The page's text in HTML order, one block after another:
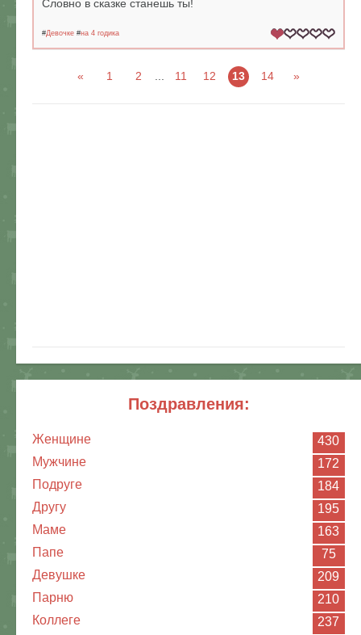
поздравления:
Женщине
430
Мужчине
172
Подруге
184
Другу
195
Маме
163
Папе
75
Девушке
209
Парню
210
Коллеге
237
Словно в сказке станешь ты!
#Девочке #на 4 годика
« 1 2 11 12 13 14 »